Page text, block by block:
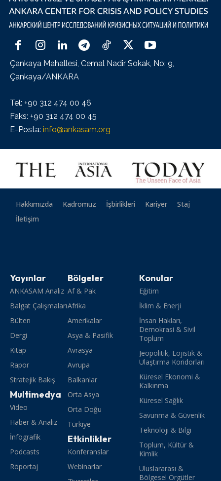
Çankaya Mahallesi, Cemal Nadir Sokak, No: 9,
Çankaya/ANKARA
Tel: +90 312 474 00 46
Faks: +90 312 474 00 45
E-Posta: info@ankasam.org
Hakkımızda Kadromuz İşbirlikleri Kariyer
Staj
İletişim
Yayınlar
ANKASAM Analiz
Balgat Çalışmaları
Bülten
Dergi
Kitap
Rapor
Stratejik Bakış
Multimedya
Video
Haber & Analiz
İnfografik
Podcasts
Röportaj
Bölgeler
Af & Pak
Afrika
Amerikalar
Asya & Pasifik
Avrasya
Avrupa
Balkanlar
Orta Asya
Orta Doğu
Türkiye
Etkinlikler
Konferanslar
Webinarlar
Konular
Eğitim
İklim & Enerji
İnsan Hakları,
Demokrasi & Sivil
Toplum
Jeopolitik, Lojistik &
Ulaştırma Koridorları
Küresel Ekonomi &
Kalkınma
Küresel Sağlık
Savunma & Güvenlik
Teknoloji & Bilgi
Toplum, Kültür &
Kimlik
Uluslararası &
Bölgesel Örgütler